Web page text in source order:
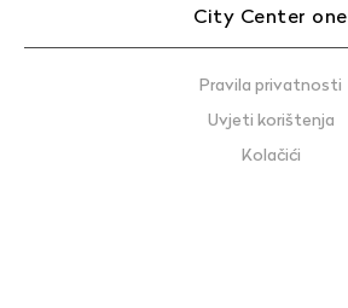
City Center one
Pravila privatnosti
Uvjeti korištenja
Kolačići